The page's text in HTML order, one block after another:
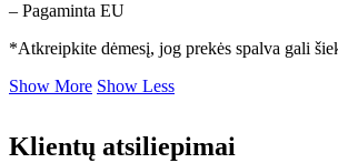
– Pagaminta EU
*Atkreipkite dėmesį, jog prekės spalva gali
Show More Show Less
Klientų atsiliepimai